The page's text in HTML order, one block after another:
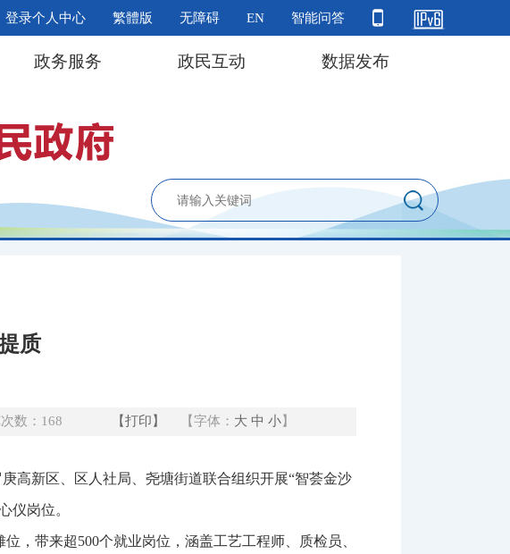
登录个人中心 繁體版 无障碍 EN 智能问答
政务服务 政民互动 数据发布
质
数： 168 【打印】 【字体： 大 中 小】
高新区、区人社局、尧塘街道联合组织开展“智荟金沙
仪岗位。
，带来超500个就业岗位，涵盖工艺工程师、质检员、